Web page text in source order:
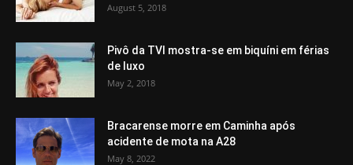
August 5, 2018
Pivô da TVI mostra-se em biquíni em férias
de luxo
May 2, 2018
Bracarense morre em Caminha após
acidente de mota na A28
May 8, 2022